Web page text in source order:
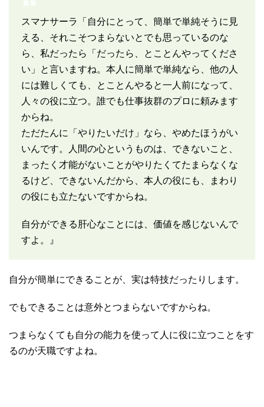
スマナサーラ「自分にとって、簡単で単純そうに見
える、それこそつまらないとでも思っているのな
ら、私だったら「だったら、とことんやってくださ
い」と言いますね。本人に簡単で単純なら、他の人
には難しくても、とことんやると一人前になって、
人々の役に立つ。誰でも仕事抜群のプロに頼みます
からね。
ただたんに「やりたいだけ」なら、やめたほうがい
いんです。人間の心というものは、できないこと、
まったく才能がないことがやりたくてたまらなくな
るけど、できないんだから、本人の役にも、まわり
の役にも立たないですからね。
自分ができる肝心なことには、価値を感じないんで
すよ。』
自分が簡単にできることが、実は特技だったりします。
でもできることは意外とつまらないですからね。
つまらなくても自分の能力を使って人に役に立つことをす
るのが天職ですよね。